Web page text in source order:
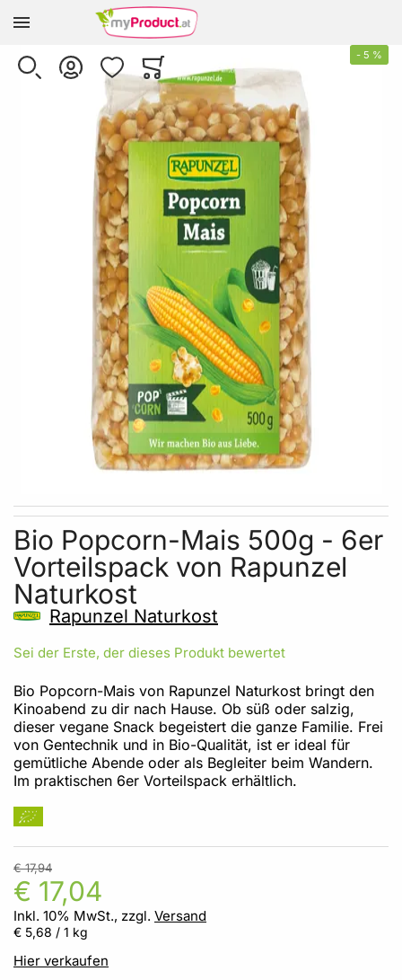
Zur Homepage
SUCHE KONTO WUNSCHLISTEWARENKORB
Minicart
Skip to the beginning of the images gallery
- 5 %
Bio Popcorn-Mais 500g - 6er
Vorteilspack von Rapunzel
Naturkost
Rapunzel Naturkost
Sei der Erste, der dieses Produkt bewertet
Bio Popcorn-Mais von Rapunzel Naturkost bringt den
Kinoabend zu dir nach Hause. Ob süß oder salzig,
dieser vegane Snack begeistert die ganze Familie. Frei
von Gentechnik und in Bio-Qualität, ist er ideal für
gemütliche Abende oder als Begleiter beim Wandern.
Im praktischen 6er Vorteilspack erhältlich.
€ 17,04
€ 17,94
Inkl. 10% MwSt., zzgl. Versand
€ 5,68 / 1 kg
Hier verkaufen